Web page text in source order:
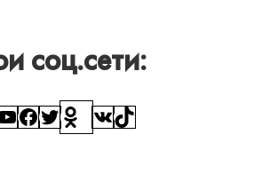
соц.сети:
Facebook
Twitter
Ссылка
ВКонтакте
TikTok